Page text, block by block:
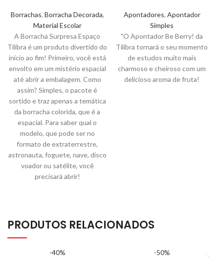
Borrachas, Borracha Decorada,
Material Escolar
A Borracha Surpresa Espaço
Tilibra é um produto divertido do
início ao fim! Primeiro, você está
envolto em um mistério espacial
até abrir a embalagem. Como
assim? Simples, o pacote é
sortido e traz apenas a temática
da borracha colorida, que é a
espacial. Para saber qual o
modelo, que pode ser no
formato de extraterrestre,
astronauta, foguete, nave, disco
voador ou satélite, você
precisará abrir!
Apontadores, Apontador
Simples
"O Apontador Be Berry! da
Tilibra tornará o seu momento
de estudos muito mais
charmoso e cheiroso com um
delicioso aroma de fruta!
PRODUTOS RELACIONADOS
-40% -50%